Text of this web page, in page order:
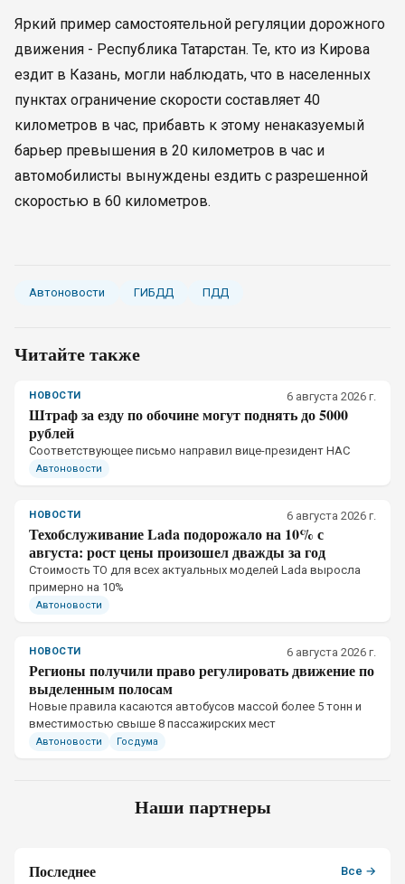
Яркий пример самостоятельной регуляции дорожного
движения - Республика Татарстан. Те, кто из Кирова
ездит в Казань, могли наблюдать, что в населенных
пунктах ограничение скорости составляет 40
километров в час, прибавть к этому ненаказуемый
барьер превышения в 20 километров в час и
автомобилисты вынуждены ездить с разрешенной
скоростью в 60 километров.
Автоновости ГИБДД ПДД
Читайте также
НОВОСТИ 6 августа 2026 г.
Штраф за езду по обочине могут поднять до 5000
рублей
Соответствующее письмо направил вице-президент НАС
Автоновости
НОВОСТИ 6 августа 2026 г.
Техобслуживание Lada подорожало на 10% с
августа: рост цены произошел дважды за год
Стоимость ТО для всех актуальных моделей Lada выросла
примерно на 10%
Автоновости
НОВОСТИ 6 августа 2026 г.
Регионы получили право регулировать движение по
выделенным полосам
Новые правила касаются автобусов массой более 5 тонн и
вместимостью свыше 8 пассажирских мест
Автоновости Госдума
Наши партнеры
Последнее Все →